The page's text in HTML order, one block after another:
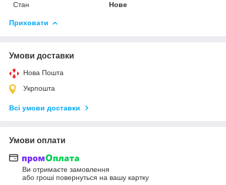
Стан
Нове
Приховати
Умови доставки
Нова Пошта
Укрпошта
Всі умови доставки
Умови оплати
Ви отримаєте замовлення
або гроші повернуться на вашу картку